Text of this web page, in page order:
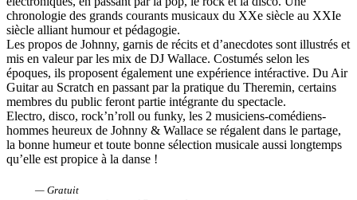
chronologie des grands courants musicaux du XXe siècle au XXIe
siècle alliant humour et pédagogie.
Les propos de Johnny, garnis de récits et d’anecdotes sont illustrés et
mis en valeur par les mix de DJ Wallace. Costumés selon les
époques, ils proposent également une expérience intéractive. Du Air
Guitar au Scratch en passant par la pratique du Theremin, certains
membres du public feront partie intégrante du spectacle.
Electro, disco, rock’n’roll ou funky, les 2 musiciens-comédiens-
hommes heureux de Johnny & Wallace se régalent dans le partage,
la bonne humeur et toute bonne sélection musicale aussi longtemps
qu’elle est propice à la danse !
— Gratuit